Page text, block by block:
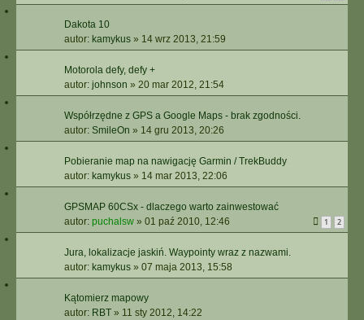
Dakota 10
autor: kamykus » 14 wrz 2013, 21:59
Motorola defy, defy +
autor: johnson » 20 mar 2012, 21:54
Współrzędne z GPS a Google Maps - brak zgodności.
autor: SmileOn » 14 gru 2013, 20:26
Pobieranie map na nawigację Garmin / TrekBuddy
autor: kamykus » 14 mar 2013, 22:06
GPSMAP 60CSx - dlaczego warto zainwestować
autor: puchalsw » 01 paź 2010, 12:46 1 2
Jura, lokalizacje jaskiń. Waypointy wraz z nazwami.
autor: kamykus » 07 maja 2013, 15:58
Kątomierz mapowy
autor: RBT » 11 sty 2012, 14:22